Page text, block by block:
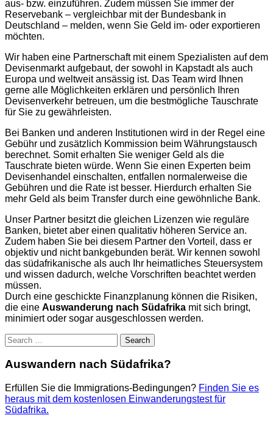
aus- bzw. einzuführen. Zudem müssen Sie immer der
Reservebank – vergleichbar mit der Bundesbank in
Deutschland – melden, wenn Sie Geld im- oder exportieren
möchten.
Wir haben eine Partnerschaft mit einem Spezialisten auf dem
Devisenmarkt aufgebaut, der sowohl in Kapstadt als auch
Europa und weltweit ansässig ist. Das Team wird Ihnen
gerne alle Möglichkeiten erklären und persönlich Ihren
Devisenverkehr betreuen, um die bestmögliche Tauschrate
für Sie zu gewährleisten.
Bei Banken und anderen Institutionen wird in der Regel eine
Gebühr und zusätzlich Kommission beim Währungstausch
berechnet. Somit erhalten Sie weniger Geld als die
Tauschrate bieten würde. Wenn Sie einen Experten beim
Devisenhandel einschalten, entfallen normalerweise die
Gebühren und die Rate ist besser. Hierdurch erhalten Sie
mehr Geld als beim Transfer durch eine gewöhnliche Bank.
Unser Partner besitzt die gleichen Lizenzen wie reguläre
Banken, bietet aber einen qualitativ höheren Service an.
Zudem haben Sie bei diesem Partner den Vorteil, dass er
objektiv und nicht bankgebunden berät. Wir kennen sowohl
das südafrikanische als auch Ihr heimatliches Steuersystem
und wissen dadurch, welche Vorschriften beachtet werden
müssen.
Durch eine geschickte Finanzplanung können die Risiken,
die eine Auswanderung nach Südafrika mit sich bringt,
minimiert oder sogar ausgeschlossen werden.
Search
for:
Auswandern nach Südafrika?
Erfüllen Sie die Immigrations-Bedingungen? Finden Sie es
heraus mit dem kostenlosen Einwanderungstest für
Südafrika.